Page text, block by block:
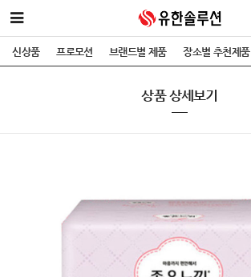
신상품 프로모션 브랜드별 제품 장소별 추천제품
상품 상세보기